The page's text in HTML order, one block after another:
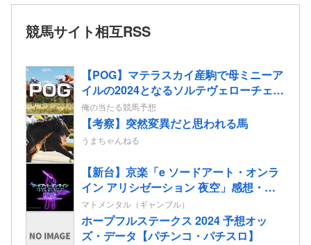
競馬サイト相互RSS
【POG】マテラスカイ産駒で母ミニーア
イルの2024となるソルテヴェローチェの
2歳情報
俺の当たる競馬予想
【考察】突然変異だと思われる馬
うまちゃんねる
【新台】京楽「e ソードアート・オンラ
イン アリシゼーション 夜空」感想・評
判・まとめ！話題のフェアスタート、原
作ファンから評価されてる演出はどう
よ！？
マトメンタル（ギャンブル）
ホープフルステークス 2024 予想オッ
ズ・データ【パチンコ・パチスロ】